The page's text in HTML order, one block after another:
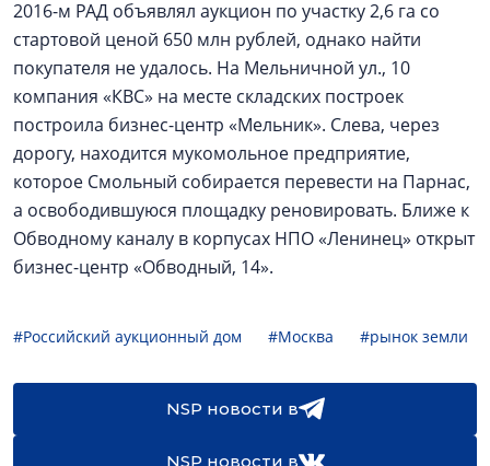
2016-м РАД объявлял аукцион по участку 2,6 га со
стартовой ценой 650 млн рублей, однако найти
покупателя не удалось. На Мельничной ул., 10
компания «КВС» на месте складских построек
построила бизнес-центр «Мельник». Слева, через
дорогу, находится мукомольное предприятие,
которое Смольный собирается перевести на Парнас,
а освободившуюся площадку реновировать. Ближе к
Обводному каналу в корпусах НПО «Ленинец» открыт
бизнес-центр «Обводный, 14».
#Российский аукционный дом #Москва #рынок земли
NSP новости в
NSP новости в